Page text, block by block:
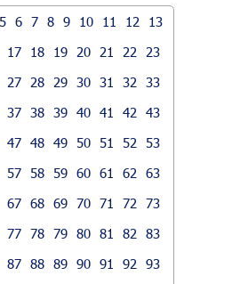
5 6 7 8 9 10 11 12
13
17 18 19 20 21 22
23
27 28 29 30 31 32
33
37 38 39 40 41 42
43
47 48 49 50 51 52
53
57 58 59 60 61 62
63
67 68 69 70 71 72
73
77 78 79 80 81 82
83
87 88 89 90 91 92
93